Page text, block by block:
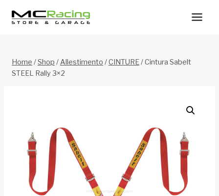
Home /Shop /Allestimento /CINTURE/Cintura Sabelt
STEEL Rally 3×2